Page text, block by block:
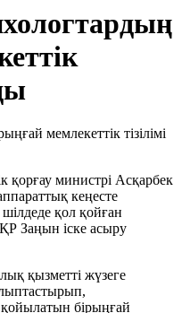
қорғау министрі Асқарбек
кеңесте
қол қойған
Заңын іске асыру
қызметті жүзеге
қойылатын бірыңғай